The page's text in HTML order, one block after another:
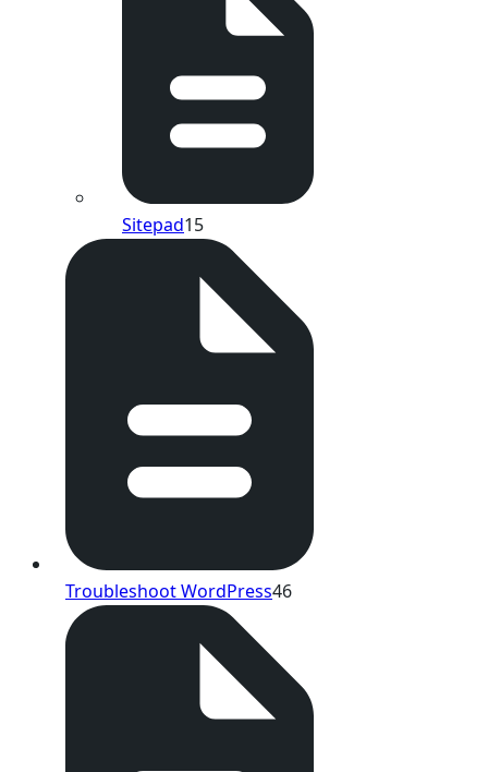
Sitepad15
Troubleshoot WordPress46